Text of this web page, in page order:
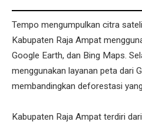
Tempo mengumpulkan citra
Kabupaten Raja Ampat
Google Earth, dan Bing Maps.
menggunakan layanan peta dari
membandingkan deforestasi
Kabupaten Raja Ampat terdiri